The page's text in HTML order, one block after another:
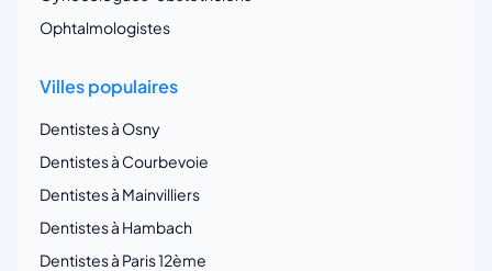
Ophtalmologistes
Villes populaires
Dentistes à Osny
Dentistes à Courbevoie
Dentistes à Mainvilliers
Dentistes à Hambach
Dentistes à Paris 12ème